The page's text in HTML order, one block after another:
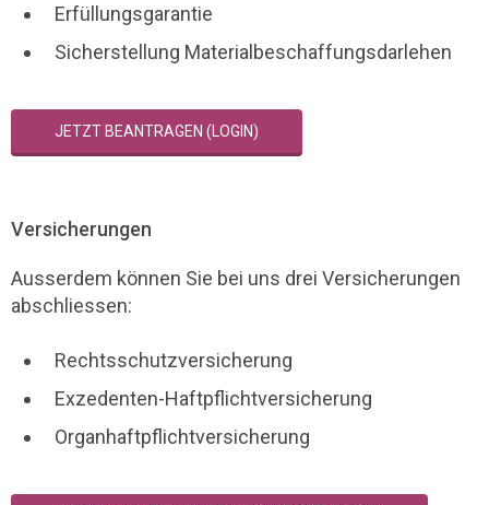
Erfüllungsgarantie
Sicherstellung Materialbeschaffungsdarlehen
JETZT BEANTRAGEN (LOGIN)
Versicherungen
Ausserdem können Sie bei uns drei Versicherungen
abschliessen:
Rechtsschutzversicherung
Exzedenten-Haftpflichtversicherung
Organhaftpflichtversicherung